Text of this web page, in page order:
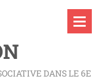
DANS LE 6E